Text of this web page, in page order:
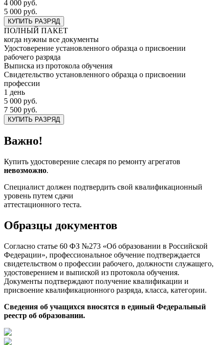
4 000 руб.
5 000 руб.
КУПИТЬ РАЗРЯД
ПОЛНЫЙ ПАКЕТ
когда нужны все документы
Удостоверение установленного образца о присвоении
рабочего разряда
Выписка из протокола обучения
Свидетельство установленного образца о присвоении
профессии
1 день
5 000 руб.
7 500 руб.
КУПИТЬ РАЗРЯД
Важно!
Купить удостоверение слесаря по ремонту агрегатов
невозможно.
Специалист должен подтвердить свой квалификационный
уровень путем сдачи
аттестационного теста.
Образцы документов
Согласно статье 60 ФЗ №273 «Об образовании в Российской
Федерации», профессиональное обучение подтверждается
свидетельством о профессии рабочего, должности служащего,
удостоверением и выпиской из протокола обучения.
Документы подтверждают получение квалификации и
присвоение квалификационного разряда, класса, категории.
Сведения об учащихся вносятся в единый Федеральный
реестр об образовании.